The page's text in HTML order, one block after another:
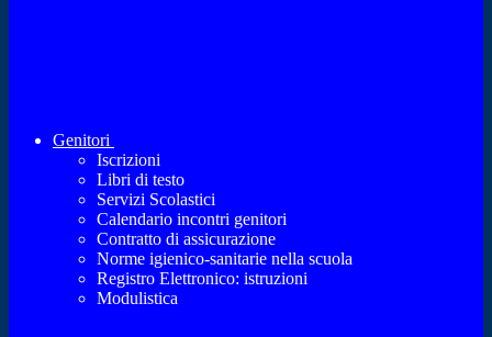
Genitori
Iscrizioni
Libri di testo
Servizi Scolastici
Calendario incontri genitori
Contratto di assicurazione
Norme igienico-sanitarie nella scuola
Registro Elettronico: istruzioni
Modulistica